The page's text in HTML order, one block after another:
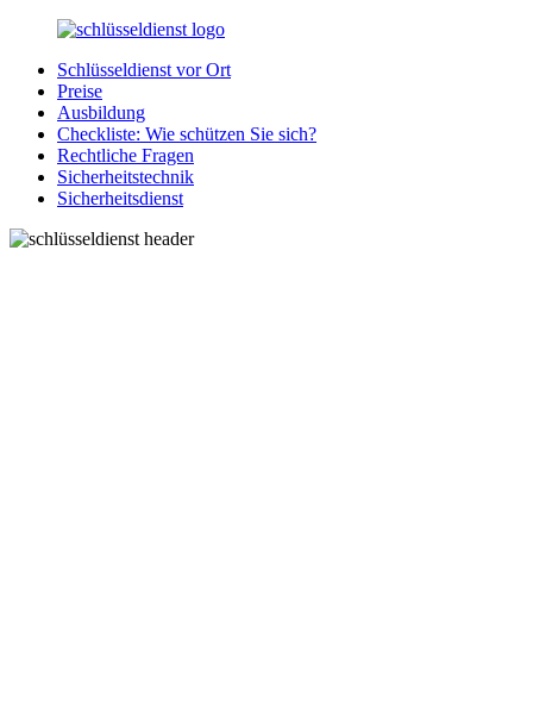
Zurück
Inhalt
SchluesseldienstDirekt.de
Ihre
Notlage
wird
gelöst!
Schlüsseldienst vor Ort
Preise
Ausbildung
Checkliste: Wie schützen Sie sich?
Rechtliche Fragen
Sicherheitstechnik
Sicherheitsdienst